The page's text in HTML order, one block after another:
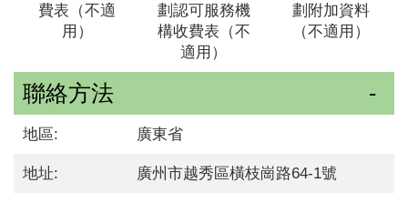
費表（不適
用）
劃認可服務機
構收費表（不
適用）
劃附加資料
（不適用）
聯絡方法
地區: 廣東省
地址: 廣州市越秀區橫枝崗路64-1號